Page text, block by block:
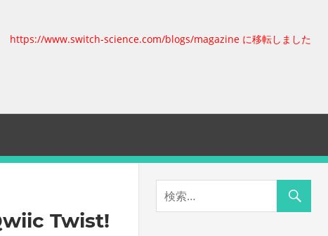
https://www.switch-science.com/blogs/magazine に移転しました
Twist!